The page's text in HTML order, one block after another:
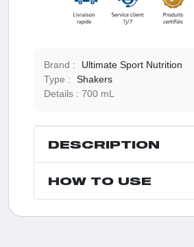
Brand :
Ultimate Sport Nutrition
Type :
Shakers
Details :
700 mL
DESCRIPTION
HOW TO USE